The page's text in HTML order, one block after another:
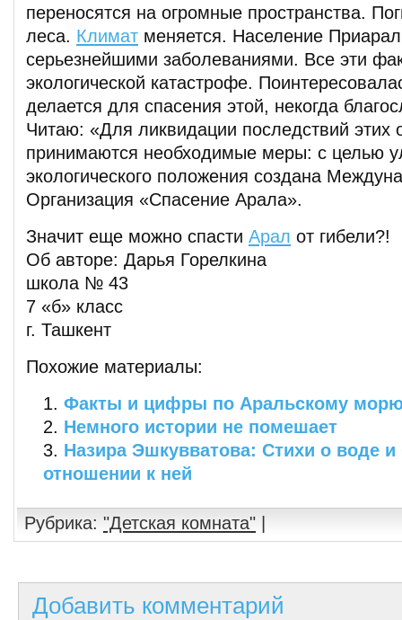
переносятся на огромные пространства.
леса. Климат меняется. Население
серьезнейшими заболеваниями. Все эти
экологической катастрофе.
делается для спасения этой, некогда
Читаю: «Для ликвидации последствий этих
принимаются необходимые меры: с целью
экологического положения создана
Организация «Спасение Арала».
Значит еще можно спасти Арал от гибели?!
Об авторе: Дарья Горелкина
школа № 43
7 «б» класс
г. Ташкент
Похожие материалы:
Факты и цифры по Аральскому
Немного истории не помешает
Назира Эшкувватова: Стихи о воде
отношении к ней
Рубрика: "Детская комната"
Добавить комментарий